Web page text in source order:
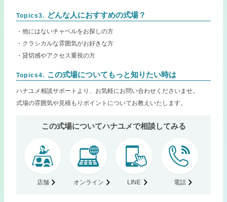
Topics3. どんな人におすすめの式場？
・他にはないチャペルをお探しの方
・クラシカルな雰囲気がお好きな方
・貸切感やアクセス重視の方
Topics4. この式場についてもっと知りたい時は
ハナユメ相談サポートより、お気軽にお問い合わせくださいませ。
式場の雰囲気や見積もりポイントについてお教えいたします。
この式場についてハナユメで相談してみる
店舗 オンライン LINE 電話